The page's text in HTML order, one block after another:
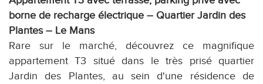
borne de recharge électrique – Quartier Jardin des
Plantes – Le Mans
Rare sur le marché, découvrez ce magnifique
appartement T3 situé dans le très prisé quartier
Jardin des Plantes, au sein d'une résidence de